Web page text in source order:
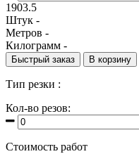
1903.5
Штук -
Метров -
Килограмм -
Быстрый заказ В корзину
Тип резки :
Кол-во резов:
Стоимость работ